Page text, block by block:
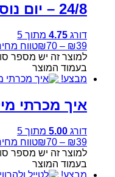
24/8 – יום נוסף בשבוע
דורג 4.75 מתוך 5
₪39
–
₪70 טווח מחירים:
למוצר זה יש מספר
בעמוד המוצר
מבצע!
איך מכרתי
דורג 5.00 מתוך 5
₪39
–
₪70 טווח מחירים:
למוצר זה יש מספר
בעמוד המוצר
מבצע!